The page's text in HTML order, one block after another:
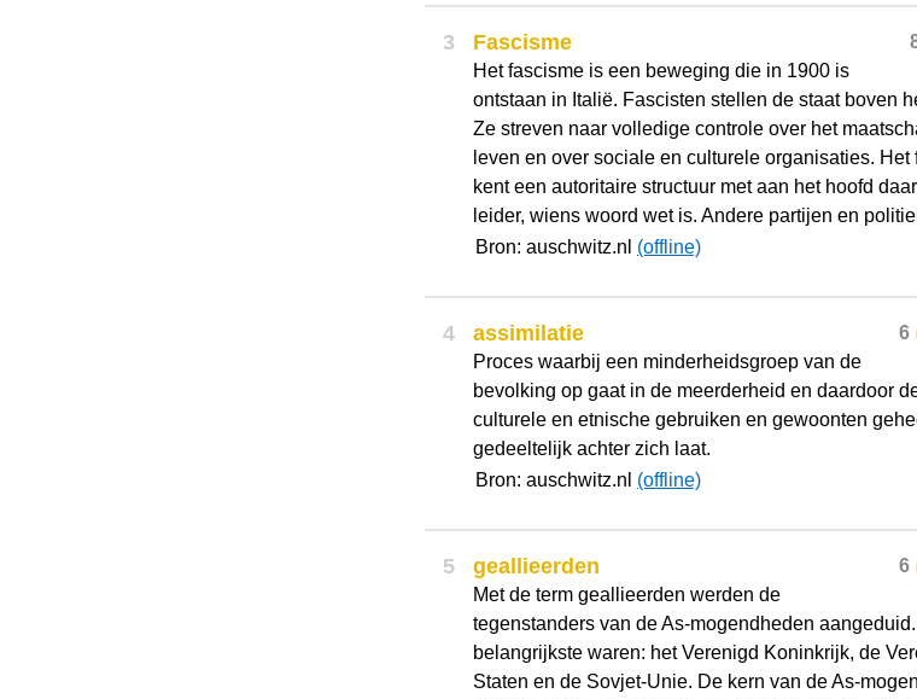
3 Fascisme
Het fascisme is een beweging die in 1900 is
ontstaan in Italië. Fascisten stellen de staat boven
Ze streven naar volledige controle over het
leven en over sociale en culturele organisaties. Het
kent een autoritaire structuur met aan het hoofd
leider, wiens woord wet is. Andere partijen en
Bron: auschwitz.nl (offline)
4 6
assimilatie
Proces waarbij een minderheidsgroep van de
bevolking op gaat in de meerderheid en daardoor
culturele en etnische gebruiken en gewoonten
gedeeltelijk achter zich laat.
Bron: auschwitz.nl (offline)
5 6
geallieerden
Met de term geallieerden werden de
tegenstanders van de As-mogendheden
belangrijkste waren: het Verenigd Koninkrijk, de
Staten en de Sovjet-Unie. De kern van de As-